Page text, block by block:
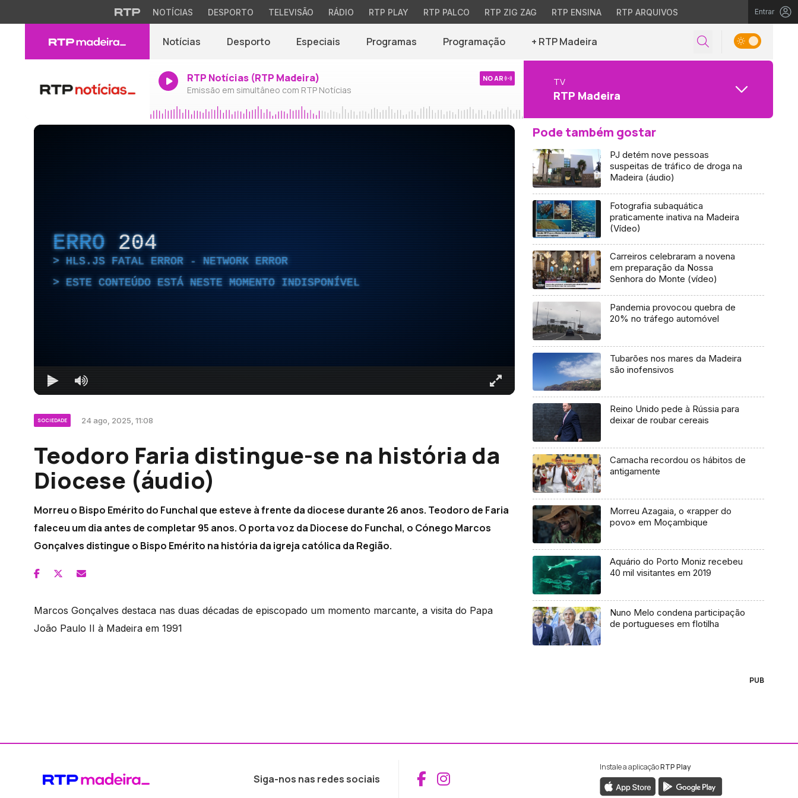
NOTÍCIAS DESPORTO TELEVISÃO RÁDIO RTP PLAY RTP PALCO RTP ZIG ZAG RTP ENSINA RTP ARQUIVOS Entrar
Notícias Desporto Especiais Programas Programação + RTP Madeira
RTP Notícias (RTP Madeira)
Emissão em simultâneo com RTP Notícias
NO AR TV
RTP Madeira
ERRO 204
HLS.JS FATAL ERROR - NETWORK ERROR
ESTE CONTEÚDO ESTÁ NESTE MOMENTO INDISPONÍVEL
SOCIEDADE 24 ago, 2025, 11:08
Teodoro Faria distingue-se na história da
Diocese (áudio)
Morreu o Bispo Emérito do Funchal que esteve à frente da diocese durante 26 anos. Teodoro de Faria
faleceu um dia antes de completar 95 anos. O porta voz da Diocese do Funchal, o Cónego Marcos
Gonçalves distingue o Bispo Emérito na história da igreja católica da Região.
Marcos Gonçalves destaca nas duas décadas de episcopado um momento marcante, a visita do Papa
João Paulo II à Madeira em 1991
Pode também gostar
PJ detém nove pessoas
suspeitas de tráfico de droga na
Madeira (áudio)
Fotografia subaquática
praticamente inativa na Madeira
(Vídeo)
Carreiros celebraram a novena
em preparação da Nossa
Senhora do Monte (vídeo)
Pandemia provocou quebra de
20% no tráfego automóvel
Tubarões nos mares da Madeira
são inofensivos
Reino Unido pede à Rússia para
deixar de roubar cereais
Camacha recordou os hábitos de
antigamente
Morreu Azagaia, o «rapper do
povo» em Moçambique
Aquário do Porto Moniz recebeu
40 mil visitantes em 2019
Nuno Melo condena participação
de portugueses em flotilha
PUB
Siga-nos nas redes sociais Aceder ao Facebook da RTP Madeira
Aceder ao Instagram da RTP Madeira
Instale a aplicaçãoRTP Play